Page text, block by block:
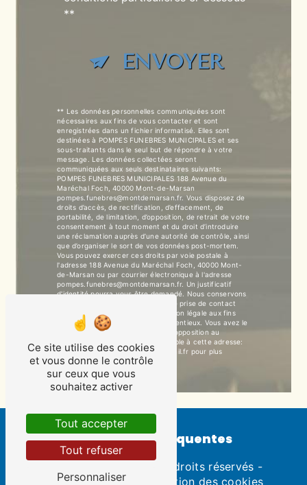
**
ENVOYER
** Les données personnelles communiquées sont
nécessaires aux fins de vous contacter et sont
enregistrées dans un fichier informatisé. Elles sont
destinées à POMPES FUNEBRES MUNICIPALES et ses
sous-traitants dans le seul but de répondre à votre
message. Les données collectées seront
communiquées aux seuls destinataires suivants:
POMPES FUNEBRES MUNICIPALES 188 Avenue du
Maréchal Foch, 40000 Mont-de-Marsan
pompes.funebres@montdemarsan.fr. Vous disposez de
droits d’accès, de rectification, d’effacement, de
portabilité, de limitation, d’opposition, de retrait de votre
consentement à tout moment et du droit d’introduire
une réclamation auprès d’une autorité de contrôle, ainsi
que d’organiser le sort de vos données post-mortem.
Vous pouvez exercer ces droits par voie postale à
l'adresse 188 Avenue du Maréchal Foch, 40000 Mont-
de-Marsan ou par courrier électronique à l'adresse
pompes.funebres@montdemarsan.fr. Un justificatif
d'identité pourra vous être demandé. Nous conservons
vos données pendant la période de prise de contact
puis pendant la durée de prescription légale aux fins
probatoires et de gestion des contentieux. Vous avez le
droit de vous inscrire sur la liste d'opposition au
démarchage téléphonique, disponible à cette adresse:
Bloctel.gouv.fr. Consultez le site cnil.fr pour plus
d’informations sur vos droits.
Recherches fréquentes
- 2026 - Tous droits réservés -
Mentions légales
Gestion des cookies
Ce site utilise des cookies
et vous donne le contrôle
sur ceux que vous
souhaitez activer
Tout accepter
Tout refuser
Personnaliser